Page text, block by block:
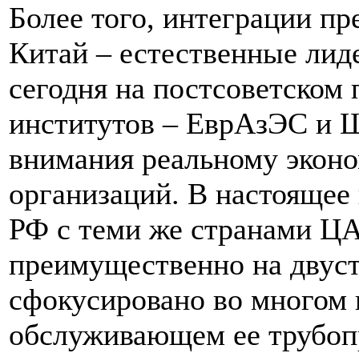
Более того, интеграции
Китай – естественные
сегодня на
институтов – ЕврАзЭС и
внимания реальному
организаций. В
РФ с теми же странами
преимущественно на
сфокусировано во многом
обслуживающем ее